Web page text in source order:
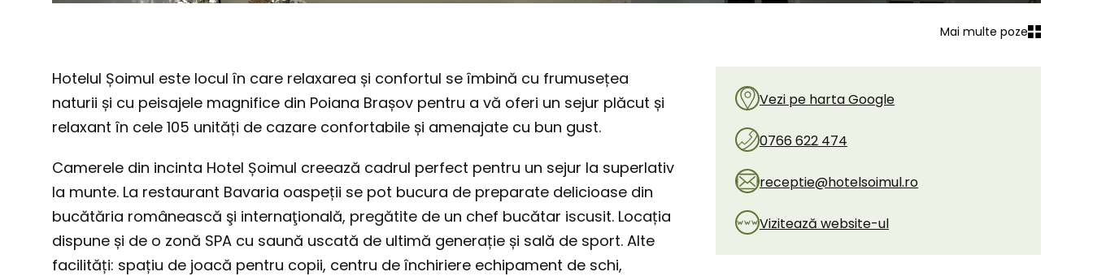
Mai multe poze
Hotelul Șoimul este locul în care relaxarea și confortul se îmbină cu frumusețea
naturii și cu peisajele magnifice din Poiana Brașov pentru a vă oferi un sejur plăcut și
relaxant în cele 105 unități de cazare confortabile și amenajate cu bun gust.
Camerele din incinta Hotel Șoimul creează cadrul perfect pentru un sejur la superlativ
la munte. La restaurant Bavaria oaspeții se pot bucura de preparate delicioase din
bucătăria românească şi internaţională, pregătite de un chef bucătar iscusit. Locația
dispune și de o zonă SPA cu saună uscată de ultimă generație și sală de sport. Alte
facilități: spațiu de joacă pentru copii, centru de închiriere echipament de schi,
Vezi pe harta Google
0766 622 474
receptie@hotelsoimul.ro
Vizitează website-ul